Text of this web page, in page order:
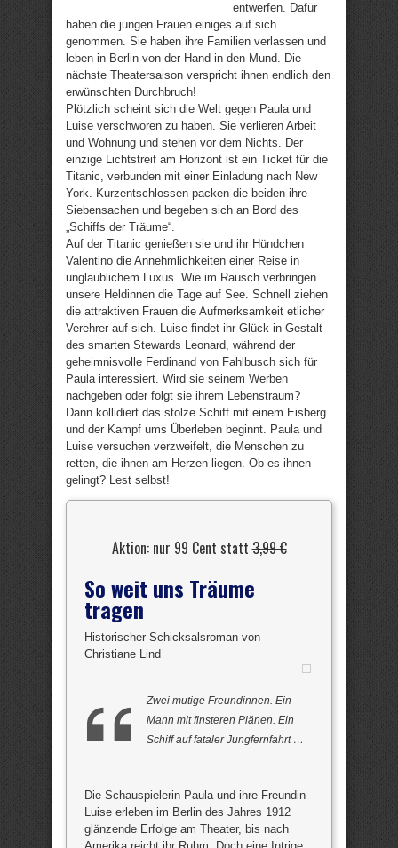
entwerfen. Dafür
haben die jungen Frauen einiges auf sich
genommen. Sie haben ihre Familien verlassen und
leben in Berlin von der Hand in den Mund. Die
nächste Theatersaison verspricht ihnen endlich den
erwünschten Durchbruch!
Plötzlich scheint sich die Welt gegen Paula und
Luise verschworen zu haben. Sie verlieren Arbeit
und Wohnung und stehen vor dem Nichts. Der
einzige Lichtstreif am Horizont ist ein Ticket für die
Titanic, verbunden mit einer Einladung nach New
York. Kurzentschlossen packen die beiden ihre
Siebensachen und begeben sich an Bord des
„Schiffs der Träume“.
Auf der Titanic genießen sie und ihr Hündchen
Valentino die Annehmlichkeiten einer Reise in
unglaublichem Luxus. Wie im Rausch verbringen
unsere Heldinnen die Tage auf See. Schnell ziehen
die attraktiven Frauen die Aufmerksamkeit etlicher
Verehrer auf sich. Luise findet ihr Glück in Gestalt
des smarten Stewards Leonard, während der
geheimnisvolle Ferdinand von Fahlbusch sich für
Paula interessiert. Wird sie seinem Werben
nachgeben oder folgt sie ihrem Lebenstraum?
Dann kollidiert das stolze Schiff mit einem Eisberg
und der Kampf ums Überleben beginnt. Paula und
Luise versuchen verzweifelt, die Menschen zu
retten, die ihnen am Herzen liegen. Ob es ihnen
gelingt? Lest selbst!
Aktion: nur 99 Cent statt3,99 €
So weit uns Träume
tragen
Historischer Schicksalsroman von
Christiane Lind
Zwei mutige Freundinnen. Ein
Mann mit finsteren Plänen. Ein
Schiff auf fataler Jungfernfahrt …
Die Schauspielerin Paula und ihre Freundin
Luise erleben im Berlin des Jahres 1912
glänzende Erfolge am Theater, bis nach